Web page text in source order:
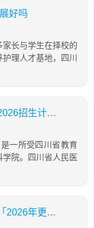
好吗
长与学生在择校的
理人才基地，四川
四川省人民医院护士学校五年制大专2026招生计划「2026年更新」
一所受四川省教育
院。四川省人民医
四川省水产学校五年制大专学费标准「2026年更新」